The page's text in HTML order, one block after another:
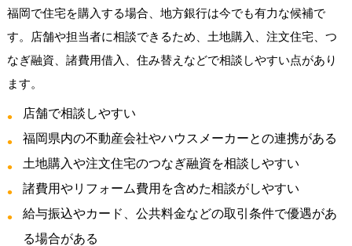
福岡で住宅を購入する場合、地方銀行は今でも有力な候補で
す。店舗や担当者に相談できるため、土地購入、注文住宅、つ
なぎ融資、諸費用借入、住み替えなどで相談しやすい点があり
ます。
店舗で相談しやすい
福岡県内の不動産会社やハウスメーカーとの連携がある
土地購入や注文住宅のつなぎ融資を相談しやすい
諸費用やリフォーム費用を含めた相談がしやすい
給与振込やカード、公共料金などの取引条件で優遇があ
る場合がある